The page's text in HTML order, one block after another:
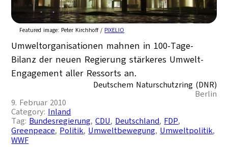
Featured image: Peter Kirchhoff / PIXELIO
Umweltorganisationen mahnen in 100-Tage-
Bilanz der neuen Regierung stärkeres Umwelt-
Engagement aller Ressorts an.
Deutschem Naturschutzring (DNR)
Berlin
9. Februar 2010
Category: Inland
Tag: Bundesregierung, CDU, Deutschland, FDP
Greenpeace, Politik, Umweltbewegung, Umweltpolitik
WWF